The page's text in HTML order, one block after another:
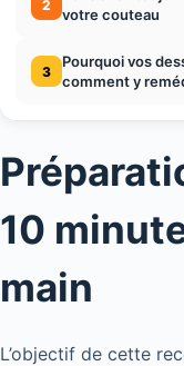
2
votre couteau
3
Pourquoi vos
comment y
10
main
L’objectif de cette